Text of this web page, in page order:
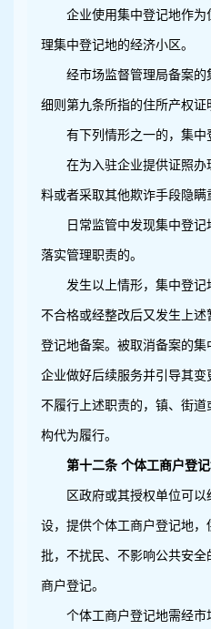
企业使用集中登记地作
理集中登记地的经济小区。
经市场监督管理局备案
细则第九条所指的住所产权证
有下列情形之一的，集中
在为入驻企业提供证照
料或者采取其他欺诈手段隐瞒
日常监管中发现集中登
落实管理职责的。
发生以上情形，集中登
不合格或经整改后又发生上
登记地备案。被取消备案的
企业做好后续服务并引导其
不履行上述职责的，镇、街
构代为履行。
第十二条 个体工商户登
区政府或其授权单位可
设，提供个体工商户登记地
批，不扰民、不影响公共安
商户登记。
个体工商户登记地需经市